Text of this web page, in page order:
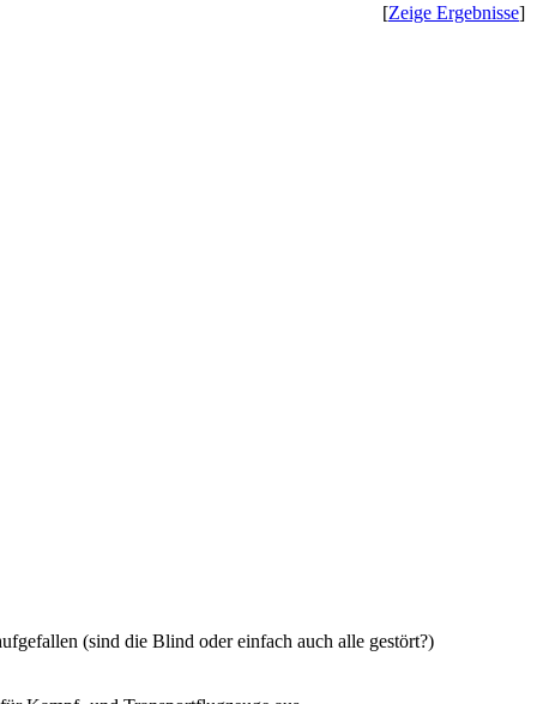
[Zeige Ergebnisse]
(sind die Blind oder einfach auch alle gestört?)